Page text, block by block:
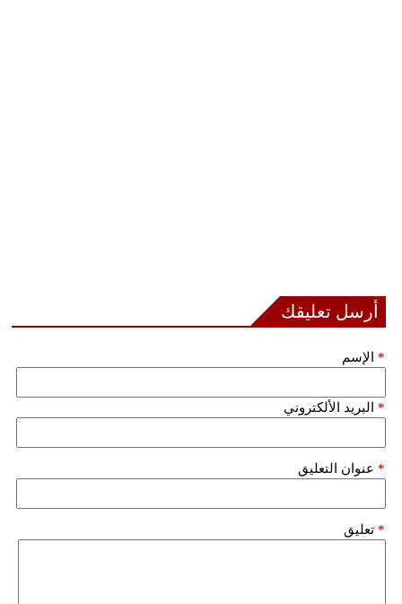
أرسل تعليقك
الإسم *
البريد الألكتروني *
عنوان التعليق *
تعليق *